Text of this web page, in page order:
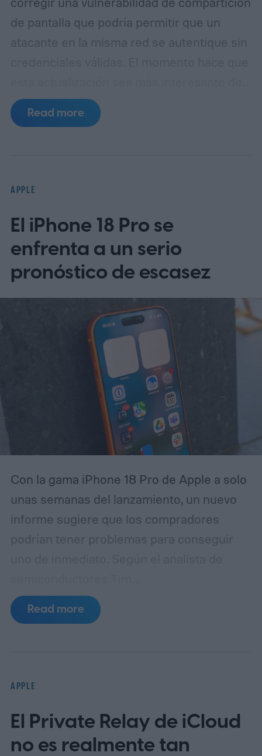
de pantalla que podría permitir que un
atacante en la misma red se autentique sin
lo que su pequeño número de versión
sugiere. Las notas de seguridad de Apple
Read more
APPLE
El iPhone 18 Pro se
enfrenta a un serio
pronóstico de escasez
Con la gama iPhone 18 Pro de Apple a solo
unas semanas del lanzamiento, un nuevo
informe sugiere que los compradores
podrían tener problemas para conseguir
Culpan (vía 9to5Mac), la escasez de DRAM
está frenando la producción y podría dejar
Read more
APPLE
El Private Relay de iCloud
no es realmente tan